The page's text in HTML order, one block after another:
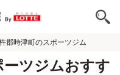
郡時津町のスポーツジム
ツジムおすす